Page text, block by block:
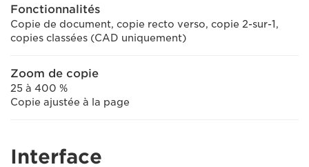
Fonctionnalités
Copie de document, copie recto verso, copie 2-sur-1,
copies classées (CAD uniquement)
Zoom de copie
25 à 400 %
Copie ajustée à la page
Interface